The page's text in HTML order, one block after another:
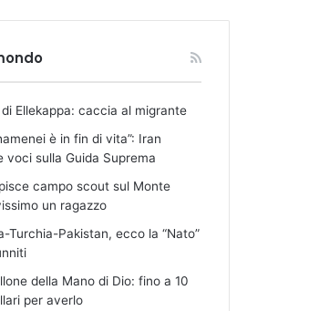
Ellekappa: caccia al migrante
è in fin di vita”: Iran
voci sulla Guida Suprema
campo scout sul Monte
un ragazzo
Turchia-Pakistan, ecco la “Nato”
della Mano di Dio: fino a 10
per averlo